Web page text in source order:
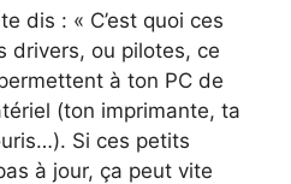
dis : « C’est quoi ces
drivers, ou pilotes, ce
à ton PC de
(ton imprimante, ta
Si ces petits
à jour, ça peut vite